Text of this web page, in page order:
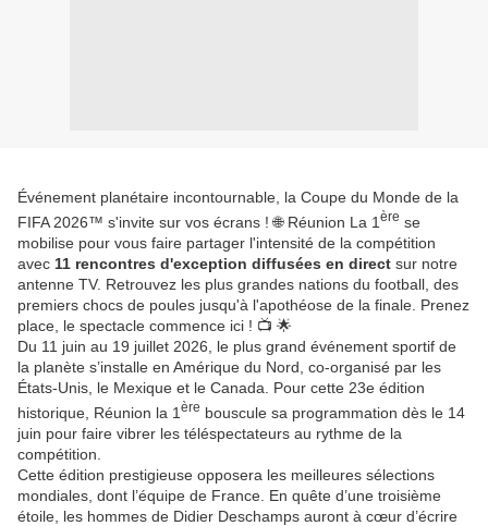
Événement planétaire incontournable, la Coupe du Monde de la
FIFA 2026™ s'invite sur vos écrans ! 🌐 Réunion La 1 ère se
mobilise pour vous faire partager l'intensité de la compétition
avec 11 rencontres d'exception diffusées en direct sur notre
antenne TV. Retrouvez les plus grandes nations du football, des
premiers chocs de poules jusqu'à l'apothéose de la finale. Prenez
place, le spectacle commence ici ! 📺 🌟
Du 11 juin au 19 juillet 2026, le plus grand événement sportif de
la planète s’installe en Amérique du Nord, co-organisé par les
États-Unis, le Mexique et le Canada. Pour cette 23e édition
historique, Réunion la 1 ère bouscule sa programmation dès le 14
juin pour faire vibrer les téléspectateurs au rythme de la
compétition.
Cette édition prestigieuse opposera les meilleures sélections
mondiales, dont l’équipe de France. En quête d’une troisième
étoile, les hommes de Didier Deschamps auront à cœur d’écrire